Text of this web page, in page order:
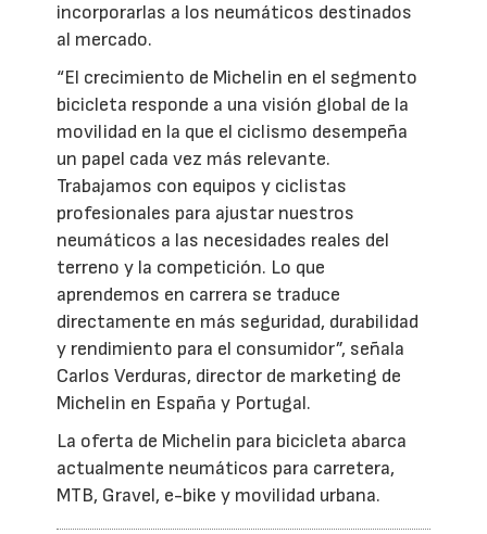
incorporarlas a los neumáticos destinados
al mercado.
“El crecimiento de Michelin en el segmento
bicicleta responde a una visión global de la
movilidad en la que el ciclismo desempeña
un papel cada vez más relevante.
Trabajamos con equipos y ciclistas
profesionales para ajustar nuestros
neumáticos a las necesidades reales del
terreno y la competición. Lo que
aprendemos en carrera se traduce
directamente en más seguridad, durabilidad
y rendimiento para el consumidor”, señala
Carlos Verduras, director de marketing de
Michelin en España y Portugal.
La oferta de Michelin para bicicleta abarca
actualmente neumáticos para carretera,
MTB, Gravel, e-bike y movilidad urbana.